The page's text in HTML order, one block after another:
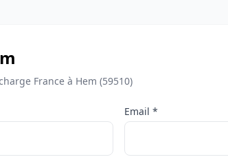
France à Hem (59510)
Email *